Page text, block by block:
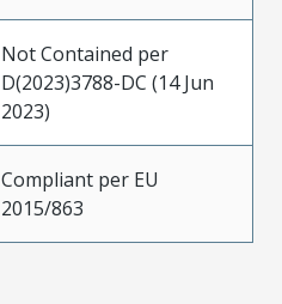
Not Contained per
D(2023)3788-DC (14 Jun
2023)
Compliant per EU
2015/863